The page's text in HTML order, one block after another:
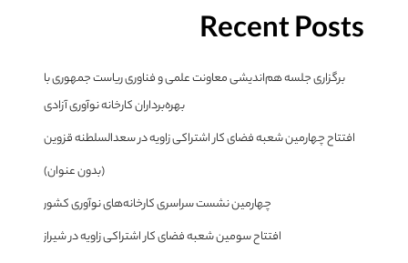
Recent Posts
برگزاری جلسه هم‌اندیشی معاونت علمی و فناوری ریاست جمهوری با
بهره‌برداران کارخانه نوآوری آزادی
افتتاح چهارمین شعبه فضای کار اشتراکی زاویه در سعدالسلطنه قزوین
(بدون عنوان)
چهارمین نشست سراسری کارخانه‌های نوآوری کشور
افتتاح سومین شعبه فضای کار اشتراکی زاویه در شیراز